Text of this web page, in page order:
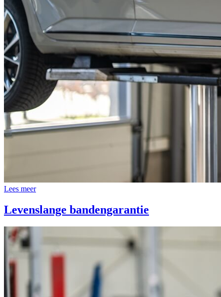
Lees meer
Levenslange bandengarantie